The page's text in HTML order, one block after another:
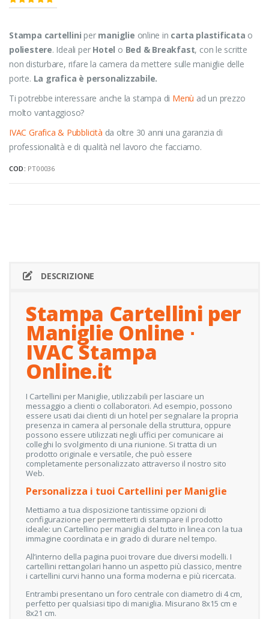
0Di 5
Stampa cartellini per maniglie online in carta plastificata o
poliestere. Ideali per Hotel o Bed & Breakfast, con le scritte
non disturbare, rifare la camera da mettere sulle maniglie delle
porte. La grafica è personalizzabile.
Ti potrebbe interessare anche la stampa di Menù ad un prezzo
molto vantaggioso?
IVAC Grafica & Pubblicità da oltre 30 anni una garanzia di
professionalità e di qualità nel lavoro che facciamo.
COD: PT00036
DESCRIZIONE
Stampa Cartellini per
Maniglie Online ∙
IVAC Stampa
Online.it
I Cartellini per Maniglie, utilizzabili per lasciare un
messaggio a clienti o collaboratori. Ad esempio, possono
essere usati dai clienti di un hotel per segnalare la propria
presenza in camera al personale della struttura, oppure
possono essere utilizzati negli uffici per comunicare ai
colleghi lo svolgimento di una riunione. Si tratta di un
prodotto originale e versatile, che può essere
completamente personalizzato attraverso il nostro sito
Web.
Personalizza i tuoi Cartellini per Maniglie
Mettiamo a tua disposizione tantissime opzioni di
configurazione per permetterti di stampare il prodotto
ideale: un Cartellino per maniglia del tutto in linea con la tua
immagine coordinata e in grado di durare nel tempo.
All’interno della pagina puoi trovare due diversi modelli. I
cartellini rettangolari hanno un aspetto più classico, mentre
i cartellini curvi hanno una forma moderna e più ricercata.
Entrambi presentano un foro centrale con diametro di 4 cm,
perfetto per qualsiasi tipo di maniglia. Misurano 8x15 cm e
8x21 cm.